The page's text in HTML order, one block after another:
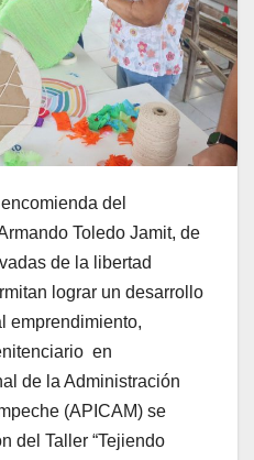
del
Toledo Jamit, de
de la libertad
lograr un desarrollo
emprendimiento,
en
de la Administración
(APICAM) se
del Taller “Tejiendo